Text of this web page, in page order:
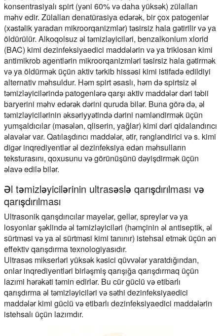
konsentrasiyalı spirt (yəni 60% və daha yüksək) zülalları
məhv edir. Zülalları denatürasiya edərək, bir çox patogenlər
(xəstəlik yaradan mikroorqanizmlər) təsirsiz hala gətirilir və ya
öldürülür. Alkoqolsuz əl təmizləyiciləri, benzalkonium xlorid
(BAC) kimi dezinfeksiyaedici maddələrin və ya triklosan kimi
antimikrob agentlərin mikroorqanizmləri təsirsiz hala gətirmək
və ya öldürmək üçün aktiv tərkib hissəsi kimi istifadə edildiyi
alternativ məhsuldur. Həm spirt əsaslı, həm də spirtsiz əl
təmizləyicilərində patogenlərə qarşı aktiv maddələr dəri təbii
baryerini məhv edərək dərini quruda bilər. Buna görə də, əl
təmizləyicilərinin əksəriyyətində dərini nəmləndirmək üçün
yumşaldıcılar (məsələn, qliserin, yağlar) kimi dəri qidalandırıcı
əlavələr var. Qatılaşdırıcı maddələr, ətir, rəngləndirici və s. kimi
digər inqrediyentlər əl dezinfeksiya edən məhsulların
teksturasını, qoxusunu və görünüşünü dəyişdirmək üçün
əlavə edilə bilər.
Əl təmizləyicilərinin ultrasəslə qarışdırılması və
qarışdırılması
Ultrasonik qarışdırıcılar mayelər, gellər, spreylər və ya
losyonlar şəklində əl təmizləyiciləri (həmçinin əl antiseptik, əl
sürtməsi və ya əl sürtməsi kimi tanınır) istehsal etmək üçün ən
effektiv qarışdırma texnologiyasıdır.
Ultrasəs mikserləri yüksək kəsici qüvvələr yaratdığından,
onlar inqrediyentləri birləşmiş qarışığa qarışdırmaq üçün
lazımi hərəkəti təmin edirlər. Bu cür güclü və etibarlı
qarışdırma əl təmizləyiciləri və səthi dezinfeksiyaedici
maddələr kimi güclü və etibarlı dezinfeksiyaedici maddələrin
istehsalı üçün lazımdır.